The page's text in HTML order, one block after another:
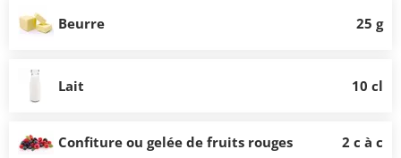
Beurre 25 g
Lait 10 cl
Confiture ou gelée de fruits rouges 2 c à c